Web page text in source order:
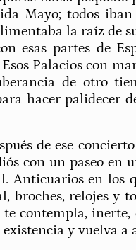
Mayo; todos
la raíz de
esas partes de
Palacios con
de otro
hacer palidecer
de ese
con un paseo en
Anticuarios en los
broches, relojes y
contempla, inerte,
y vuelva a